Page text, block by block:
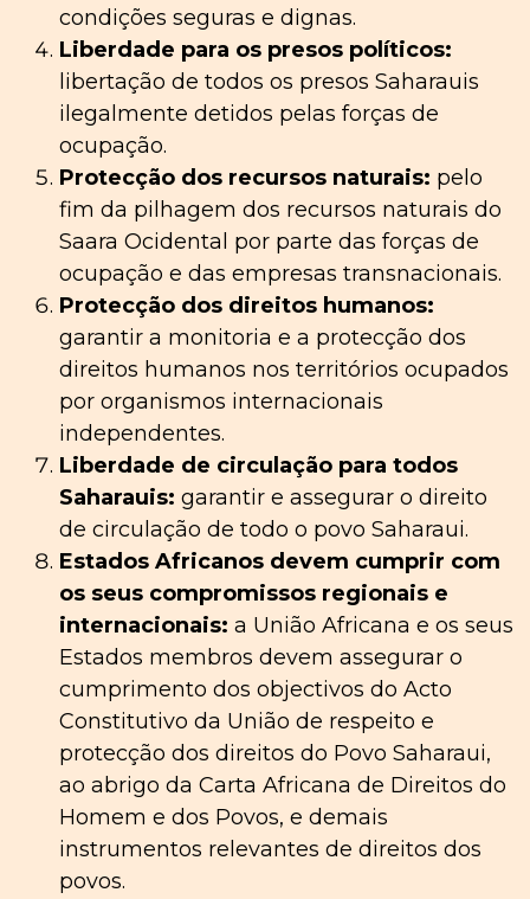
condições seguras e dignas.
Liberdade para os presos políticos:
libertação de todos os presos Saharauis
ilegalmente detidos pelas forças de
ocupação.
Protecção dos recursos naturais: pelo
fim da pilhagem dos recursos naturais do
Saara Ocidental por parte das forças de
ocupação e das empresas transnacionais.
Protecção dos direitos humanos:
garantir a monitoria e a protecção dos
direitos humanos nos territórios ocupados
por organismos internacionais
independentes.
Liberdade de circulação para todos
Saharauis: garantir e assegurar o direito
de circulação de todo o povo Saharaui.
Estados Africanos devem cumprir com
os seus compromissos regionais e
internacionais: a União Africana e os seus
Estados membros devem assegurar o
cumprimento dos objectivos do Acto
Constitutivo da União de respeito e
protecção dos direitos do Povo Saharaui,
ao abrigo da Carta Africana de Direitos do
Homem e dos Povos, e demais
instrumentos relevantes de direitos dos
povos.